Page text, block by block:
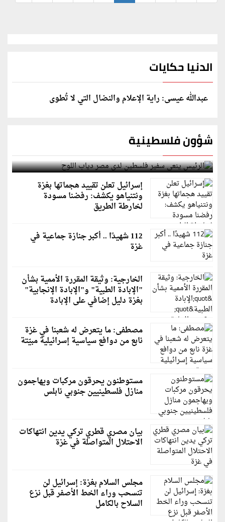
الدنيا حكايات
عبدالله عيسى: راية الإعلام والنضال التي لا تُطوى
شؤون فلسطينية
الرئيس ينعى سفير فلسطين لدى مصر دياب اللوح
إسرائيل تعلن تقييد هجماتها بغزة
ونتنياهو يكشف: رفضنا مسودة
لخارطة الطريق
112 شهيدًا .. أكبر جنازة جماعية في
غزة
الخارجية: وثيقة المقررة الأممية بشأن
"الإبادة الطبية" و"الإبادة الإنجابية"
بغزة دليل إضافي على الإبادة
مصطفى: ما يتعرض له شعبنا في غزة
نابع من دوافع سياسية إسرائيلية مبيّتة
مستوطنون يحرقون مركبات ويهاجمون
منازل فلسطينيين جنوبي نابلس
بيان مصري قطري تركي يدين انتهاكات
الاحتلال المتواصلة في غزة
مجلس السلام بغزة: إسرائيل لن
تنسحب وراء الخط الأصفر قبل نزع
السلاح بالكامل